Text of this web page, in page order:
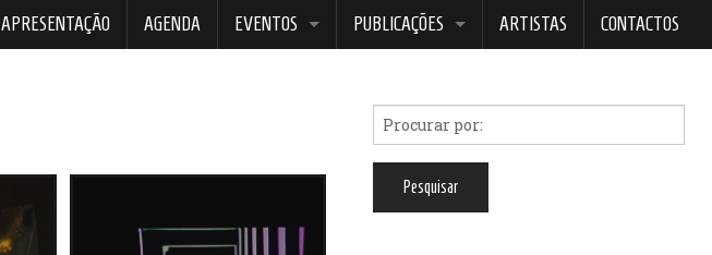
APRESENTAÇÃO AGENDA EVENTOS
GATO VERMELHO
PUBLICAÇÕES ARTISTAS CONTACTOS